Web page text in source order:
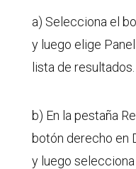
a) Selecciona el
y luego elige
lista de resultados.
b) En la pestaña
botón derecho en
y luego